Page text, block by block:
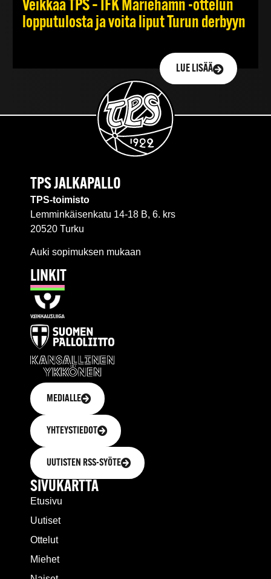
Veikkaa TPS – IFK Mariehamn -ottelun
lopputulosta ja voita liput Turun derbyyn
LUE LISÄÄ
TPS JALKAPALLO
TPS-toimisto
Lemminkäisenkatu 14-18 B, 6. krs
20520 Turku
Auki sopimuksen mukaan
LINKIT
MEDIALLE
YHTEYSTIEDOT
UUTISTEN RSS-SYÖTE
SIVUKARTTA
Etusivu
Uutiset
Ottelut
Miehet